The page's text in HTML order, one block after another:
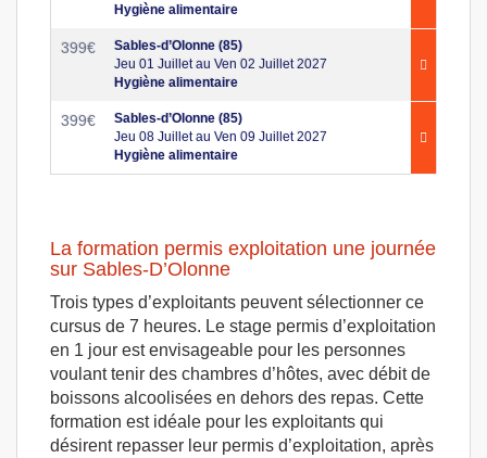
Hygiène alimentaire
399€
Sables-d’Olonne (85)
Jeu 01 Juillet au Ven 02 Juillet 2027
Hygiène alimentaire
399€
Sables-d’Olonne (85)
Jeu 08 Juillet au Ven 09 Juillet 2027
Hygiène alimentaire
La formation permis exploitation une journée
sur Sables-D’Olonne
Trois types d’exploitants peuvent sélectionner ce
cursus de 7 heures. Le stage permis d’exploitation
en 1 jour est envisageable pour les personnes
voulant tenir des chambres d’hôtes, avec débit de
boissons alcoolisées en dehors des repas. Cette
formation est idéale pour les exploitants qui
désirent repasser leur permis d’exploitation, après